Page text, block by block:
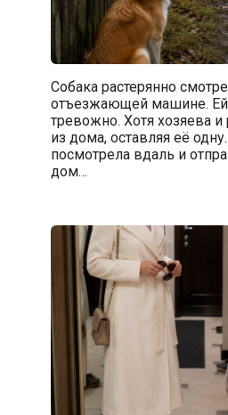
Собака растерянно
отъезжающей машине.
тревожно. Хотя хозяева
из дома, оставляя её
посмотрела вдаль и
дом…